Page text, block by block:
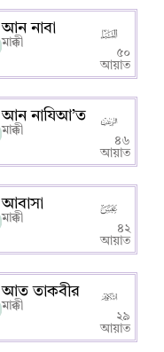
আন নাবা
মাক্কী
৫০
আয়াত
আন নাযিআ’ত
মাক্কী
৪৬
আয়াত
আবাসা
মাক্কী
৪২
আয়াত
আত তাকবীর
মাক্কী
২৯
আয়াত